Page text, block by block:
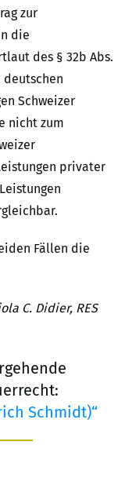
zur
die
des § 32b Abs.
deutschen
Schweizer
nicht zum
privater
Fällen die
C. Didier, RES
Schmidt)“